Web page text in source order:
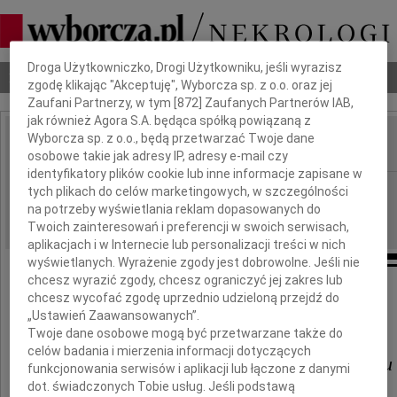
Nekrologi Odeszli Poradnik pogrzebowy
IMIĘ I NAZWISKO:
REGION: Gdańsk
DATA EMISJI: 21.07.2011
Koledze
Aleksandrowi Pieńkowskiemu
Dbamy o Twoją prywatność
Droga Użytkowniczko, Drogi Użytkowniku, jeśli wyrazisz
zgodę klikając "Akceptuję", Wyborcza sp. z o.o. oraz jej
Zaufani Partnerzy, w tym [872 ] Zaufanych Partnerów IAB,
jak również Agora S.A. będąca spółką powiązaną z
Wyborcza sp. z o.o., będą przetwarzać Twoje dane
osobowe takie jak adresy IP, adresy e-mail czy
identyfikatory plików cookie lub inne informacje zapisane w
tych plikach do celów marketingowych, w szczególności
na potrzeby wyświetlania reklam dopasowanych do
Twoich zainteresowań i preferencji w swoich serwisach,
aplikacjach i w Internecie lub personalizacji treści w nich
wyświetlanych. Wyrażenie zgody jest dobrowolne. Jeśli nie
chcesz wyrazić zgody, chcesz ograniczyć jej zakres lub
chcesz wycofać zgodę uprzednio udzieloną przejdź do
„Ustawień Zaawansowanych”.
Twoje dane osobowe mogą być przetwarzane także do
celów badania i mierzenia informacji dotyczących
funkcjonowania serwisów i aplikacji lub łączone z danymi
dot. świadczonych Tobie usług. Jeśli podstawą